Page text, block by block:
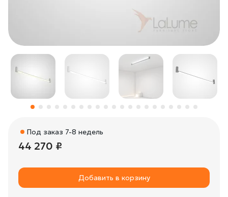
Под заказ 7-8 недель
44 270 ₽
Добавить в корзину